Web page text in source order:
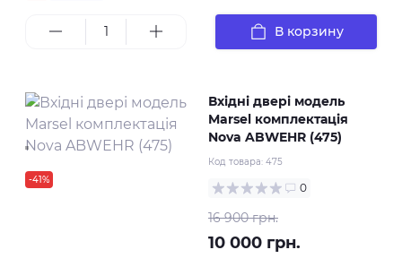
В корзину
-41%
Вхідні двері модель
Marsel комплектація
Nova ABWEHR (475)
Код товара: 475
0
16 900 грн.
10 000 грн.